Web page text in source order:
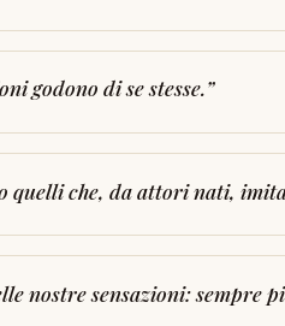
godono di se stesse.”
quelli che, da attori nati,
nostre sensazioni: sempre